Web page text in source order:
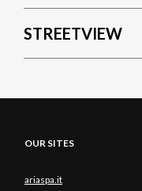
STREETVIEW
OUR SITES
ariaspa.it